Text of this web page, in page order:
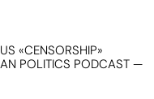
«CENSORSHIP»
POLITICS PODCAST —